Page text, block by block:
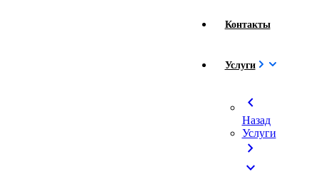
Контакты
Услуги
chevron_left
Назад
Услуги
chevron_right
expand_more